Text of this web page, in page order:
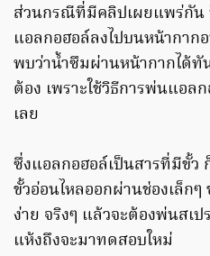
ส่วนกรณีที่มีคลิปเผยแพร่กัน
แอลกอฮอล์ลงไปบนหน้ากาก
พบว่าน้ำซึมผ่านหน้ากากได้
ต้อง เพราะใช้วิธีการพ่นแอล
เลย
ซึ่งแอลกอฮอล์เป็นสารที่มีขั้ว
ขั้วอ่อนไหลออกผ่านช่องเล็กๆ
ง่าย จริงๆ แล้วจะต้องพ่นสเ
แห้งถึงจะมาทดสอบใหม่